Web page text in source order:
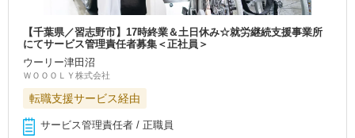
【千葉県／習志野市】17時終業＆土日休み☆就労継続支援事業所
にてサービス管理責任者募集＜正社員＞
ウーリー津田沼
ＷＯＯＯＬＹ株式会社
転職支援サービス経由
サービス管理責任者 / 正職員